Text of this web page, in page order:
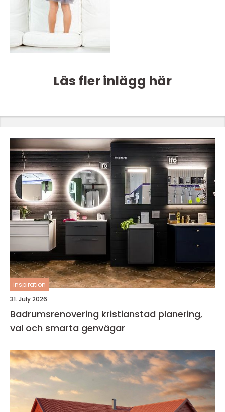
Läs fler inlägg här
inspiration
31. July 2026
Badrumsrenovering kristianstad planering,
val och smarta genvägar